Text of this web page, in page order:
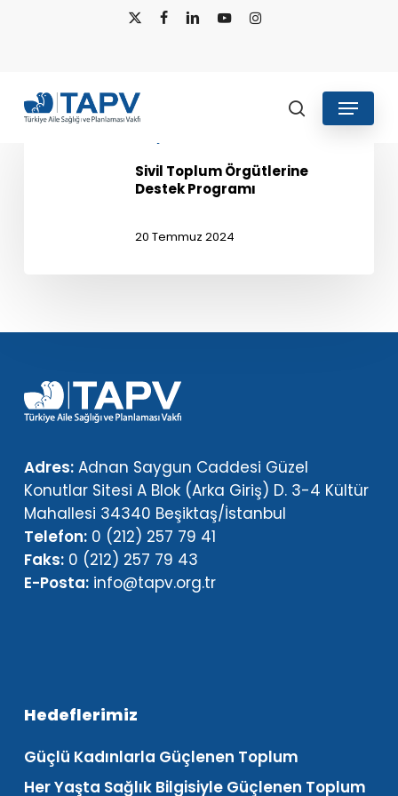
x-
facebooklinkedin youtubeinstagram
search
Menu
Sivil
Sivil Toplum Örgütlerine
Destek Programı
20 Temmuz 2024
Adres:Adnan Saygun Caddesi Güzel
Konutlar Sitesi A Blok (Arka Giriş) D. 3-4 Kültür
Mahallesi 34340 Beşiktaş/İstanbul
Telefon: 0 (212) 257 79 41
Faks:0 (212) 257 79 43
E-Posta: info@tapv.org.tr
Hedeflerimiz
Güçlü Kadınlarla Güçlenen Toplum
Her Yaşta Sağlık Bilgisiyle Güçlenen Toplum